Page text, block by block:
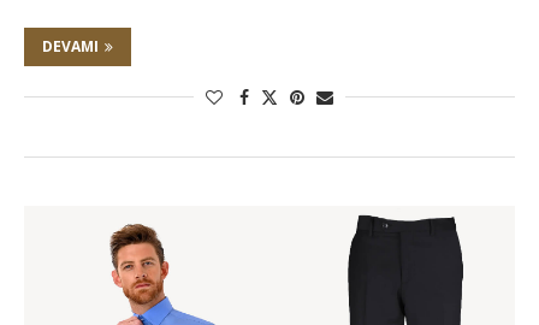
DEVAMI